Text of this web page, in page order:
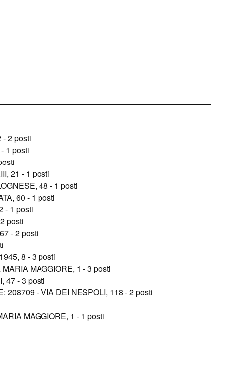
- 2 posti
1 posti
21 - 1 posti
48 - 1 posti
60 - 1 posti
- 1 posti
posti
- 2 posti
8 - 3 posti
MAGGIORE, 1 - 3 posti
47 - 3 posti
208709- VIA DEI NESPOLI, 118 - 2 posti
MAGGIORE, 1 - 1 posti